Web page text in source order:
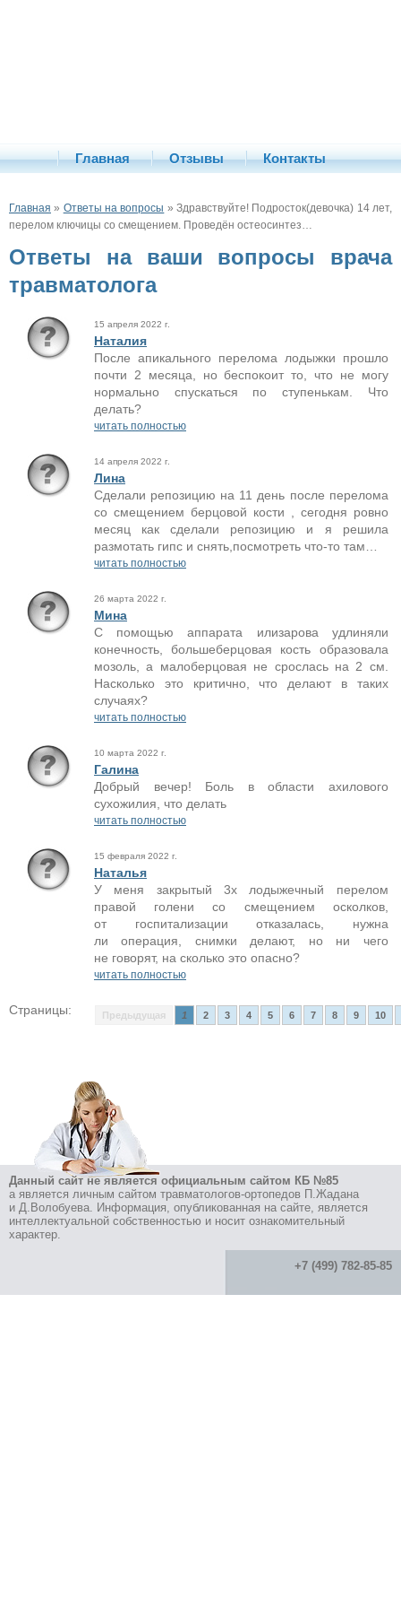
Главная Отзывы Контакты
Главная » Ответы на вопросы » Здравствуйте! Подросток(девочка) 14 лет,
перелом ключицы со смещением. Проведён остеосинтез…
Ответы на ваши вопросы врача
травматолога
15 апреля 2022 г.
Наталия
После апикального перелома лодыжки прошло
почти 2 месяца, но беспокоит то, что не могу
нормально спускаться по ступенькам. Что
делать?
читать полностью
14 апреля 2022 г.
Лина
Сделали репозицию на 11 день после перелома
со смещением берцовой кости , сегодня ровно
месяц как сделали репозицию и я решила
размотать гипс и снять,посмотреть что-то там…
читать полностью
26 марта 2022 г.
Мина
С помощью аппарата илизарова удлиняли
конечность, большеберцовая кость образовала
мозоль, а малоберцовая не срослась на 2 см.
Насколько это критично, что делают в таких
случаях?
читать полностью
10 марта 2022 г.
Галина
Добрый вечер! Боль в области ахилового
сухожилия, что делать
читать полностью
15 февраля 2022 г.
Наталья
У меня закрытый 3х лодыжечный перелом
правой голени со смещением осколков,
от госпитализации отказалась, нужна
ли операция, снимки делают, но ни чего
не говорят, на сколько это опасно?
читать полностью
Страницы: Предыдущая 1 2 3 4 5 6 7 8 9 10
Данный сайт не является официальным сайтом КБ №85
а является личным сайтом травматологов-ортопедов П.Жадана
и Д.Волобуева. Информация, опубликованная на сайте, является
интеллектуальной собственностью и носит ознакомительный
характер.
+7 (499) 782-85-85